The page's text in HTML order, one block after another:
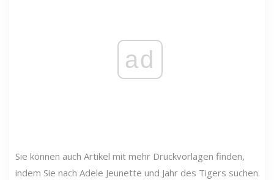
ad
Sie können auch Artikel mit mehr Druckvorlagen finden,
indem Sie nach Adele Jeunette und Jahr des Tigers suchen.